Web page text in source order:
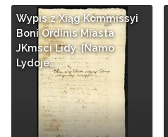
Wypis z Xiąg Kommissyi
Boni Ordinis Miasta
JKmsci Lidy. [Namo
Lydoje…